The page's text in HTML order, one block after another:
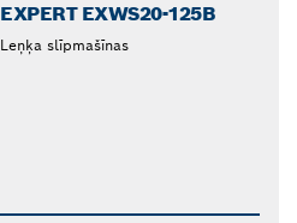
EXPERT EXWS20-125B
Leņķa slīpmašīnas